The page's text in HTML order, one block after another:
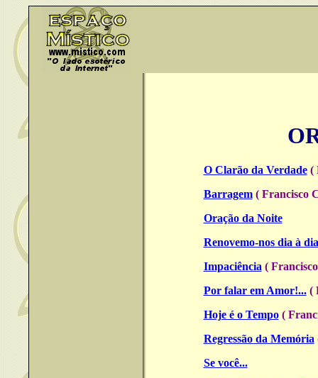
O Clarão da Verdade(
Barragem( Francisco
Oração da Noite
Renovemo-nos dia à dia
Impaciência(
Por falar em Amor!...(
Hoje é o Tempo(
Regressão da Memória
Se você...